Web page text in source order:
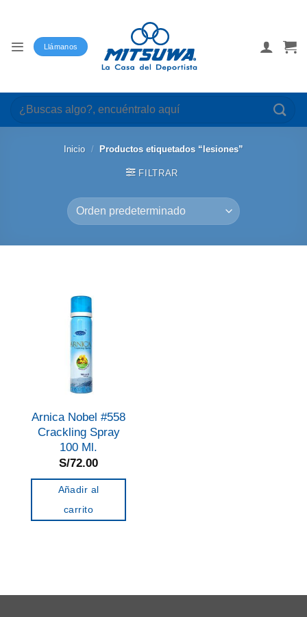
Llámanos
Buscar
por:
Inicio / Productos etiquetados “lesiones”
FILTRAR
Arnica Nobel #558
Crackling Spray
100 Ml.
S/72.00
Añadir al
carrito